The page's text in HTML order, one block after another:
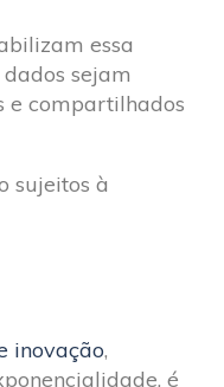
essa
sejam
e compartilhados
sujeitos à
inovação,
é